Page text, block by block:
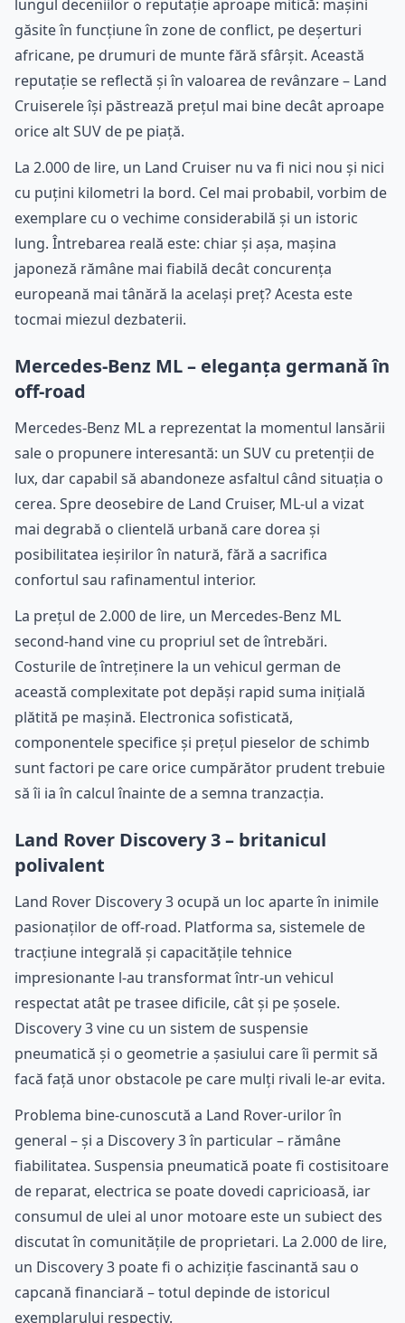
lungul deceniilor o reputație aproape mitică: mașini
găsite în funcțiune în zone de conflict, pe deșerturi
africane, pe drumuri de munte fără sfârșit. Această
reputație se reflectă și în valoarea de revânzare – Land
Cruiserele își păstrează prețul mai bine decât aproape
orice alt SUV de pe piață.
La 2.000 de lire, un Land Cruiser nu va fi nici nou și nici
cu puțini kilometri la bord. Cel mai probabil, vorbim de
exemplare cu o vechime considerabilă și un istoric
lung. Întrebarea reală este: chiar și așa, mașina
japoneză rămâne mai fiabilă decât concurența
europeană mai tânără la același preț? Acesta este
tocmai miezul dezbaterii.
Mercedes-Benz ML – eleganța germană în
off-road
Mercedes-Benz ML a reprezentat la momentul lansării
sale o propunere interesantă: un SUV cu pretenții de
lux, dar capabil să abandoneze asfaltul când situația o
cerea. Spre deosebire de Land Cruiser, ML-ul a vizat
mai degrabă o clientelă urbană care dorea și
posibilitatea ieșirilor în natură, fără a sacrifica
confortul sau rafinamentul interior.
La prețul de 2.000 de lire, un Mercedes-Benz ML
second-hand vine cu propriul set de întrebări.
Costurile de întreținere la un vehicul german de
această complexitate pot depăși rapid suma inițială
plătită pe mașină. Electronica sofisticată,
componentele specifice și prețul pieselor de schimb
sunt factori pe care orice cumpărător prudent trebuie
să îi ia în calcul înainte de a semna tranzacția.
Land Rover Discovery 3 – britanicul
polivalent
Land Rover Discovery 3 ocupă un loc aparte în inimile
pasionaților de off-road. Platforma sa, sistemele de
tracțiune integrală și capacitățile tehnice
impresionante l-au transformat într-un vehicul
respectat atât pe trasee dificile, cât și pe șosele.
Discovery 3 vine cu un sistem de suspensie
pneumatică și o geometrie a șasiului care îi permit să
facă față unor obstacole pe care mulți rivali le-ar evita.
Problema bine-cunoscută a Land Rover-urilor în
general – și a Discovery 3 în particular – rămâne
fiabilitatea. Suspensia pneumatică poate fi costisitoare
de reparat, electrica se poate dovedi capricioasă, iar
consumul de ulei al unor motoare este un subiect des
discutat în comunitățile de proprietari. La 2.000 de lire,
un Discovery 3 poate fi o achiziție fascinantă sau o
capcană financiară – totul depinde de istoricul
exemplarului respectiv.